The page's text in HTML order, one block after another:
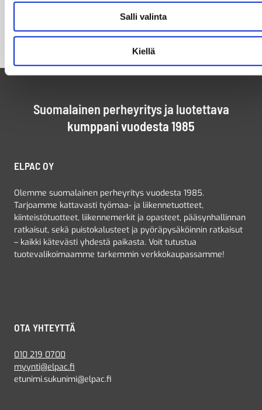
Salli valinta
Kiellä
Suomalainen perheyritys ja luotettava
kumppani vuodesta 1985
ELPAC OY
Olemme suomalainen perheyritys vuodesta 1985.
Tarjoamme kattavasti työmaa- ja liikennetuotteet,
kiinteistötuotteet, liikennemerkit ja opasteet, pääsynhallinnan
ratkaisut, sekä puistokalusteet ja pyöräpysäköinnin ratkaisut
– kaikki kätevästi yhdestä paikasta. Voit tutustua
tuotevalikoimaamme tarkemmin verkkokaupassamme!
OTA YHTEYTTÄ
010 219 0700
myynti@elpac.fi
etunimi.sukunimi@elpac.fi